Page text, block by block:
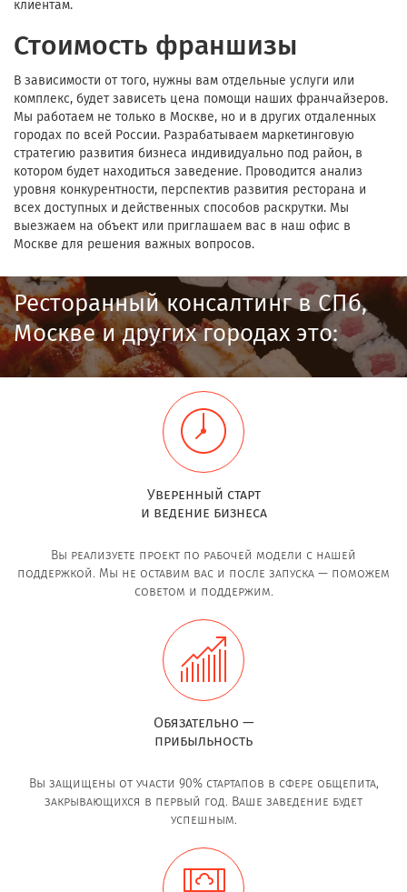
клиентам.
Стоимость франшизы
В зависимости от того, нужны вам отдельные услуги или
комплекс, будет зависеть цена помощи наших франчайзеров.
Мы работаем не только в Москве, но и в других отдаленных
городах по всей России. Разрабатываем маркетинговую
стратегию развития бизнеса индивидуально под район, в
котором будет находиться заведение. Проводится анализ
уровня конкурентности, перспектив развития ресторана и
всех доступных и действенных способов раскрутки. Мы
выезжаем на объект или приглашаем вас в наш офис в
Москве для решения важных вопросов.
Ресторанный консалтинг в СПб,
Москве и других городах это:
Уверенный старт
и ведение бизнеса
Вы реализуете проект по рабочей модели с нашей
поддержкой. Мы не оставим вас и после запуска — поможем
советом и поддержим.
Обязательно —
прибыльность
Вы защищены от участи 90% стартапов в сфере общепита,
закрывающихся в первый год. Ваше заведение будет
успешным.